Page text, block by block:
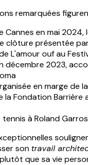
remarquées
Cannes en mai 2024,
clôture présentée
L'amour ouf au
décembre 2023,
en marge de
la Fondation Barrière
à Roland
son travail
plutôt que sa vie